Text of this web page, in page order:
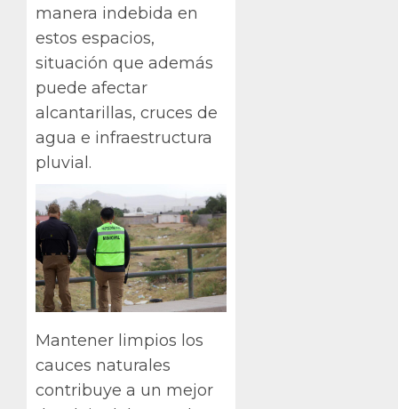
manera indebida en
estos espacios,
situación que además
puede afectar
alcantarillas, cruces de
agua e infraestructura
pluvial.
Mantener limpios los
cauces naturales
contribuye a un mejor